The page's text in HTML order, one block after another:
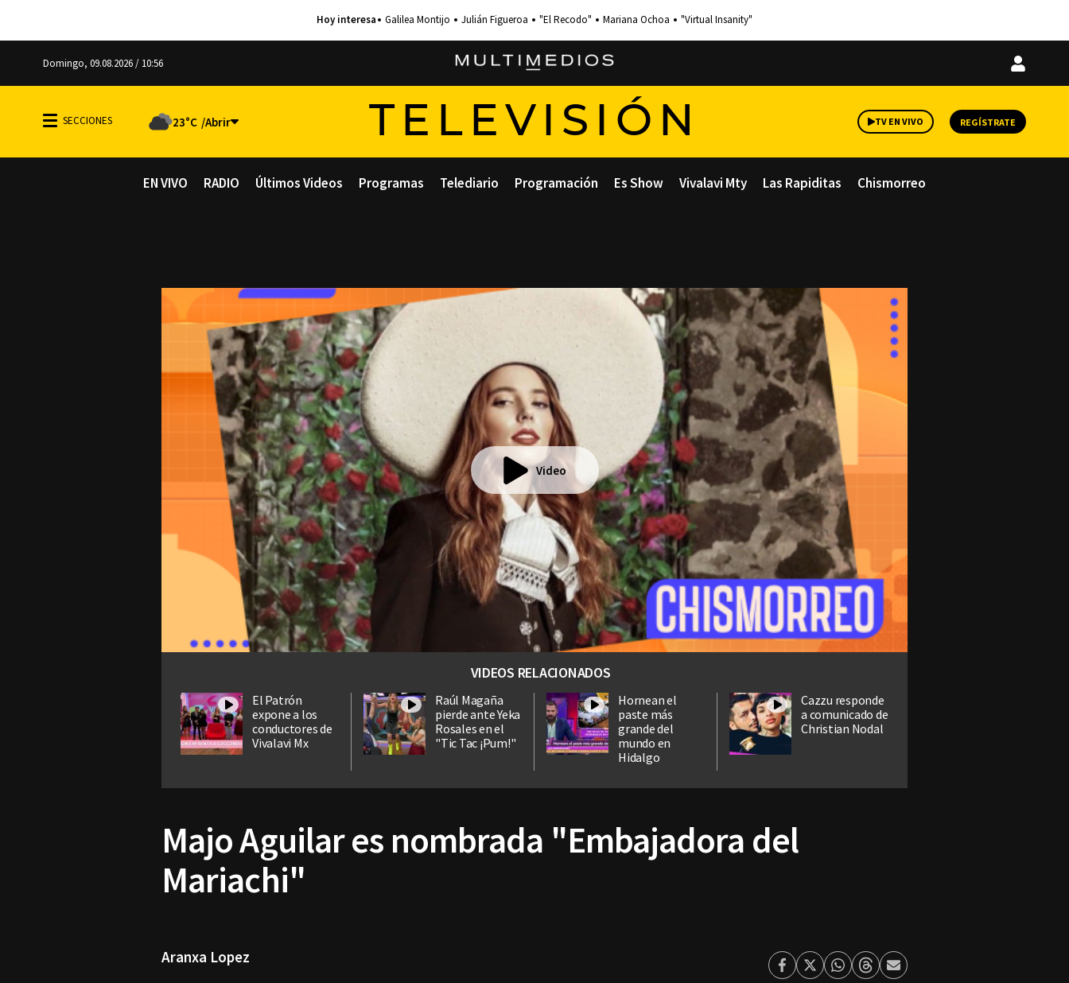
Galilea Montijo Julián Figueroa "El Recodo" Mariana Ochoa "Virtual Insanity"
Domingo, 09.08.2026 / 10:56
Iniciar
23°C TELEVISIÓN TV EN VIVO REGÍSTRATE
EN VIVO RADIO Últimos Videos Programas Telediario Programación Es Show Vivalavi Mty Las Rapiditas Chismorreo
Video
VIDEOS RELACIONADOS
El Patrón
expone a los
conductores de
Vivalavi Mx
Raúl Magaña
pierde ante Yeka
Rosales en el
"Tic Tac ¡Pum!"
Hornean el
paste más
grande del
mundo en
Hidalgo
Cazzu responde
a comunicado de
Christian Nodal
Majo Aguilar es nombrada "Embajadora del
Mariachi"
Aranxa Lopez
Facebook
TwitterWhatsapp
ThreadsEnviar